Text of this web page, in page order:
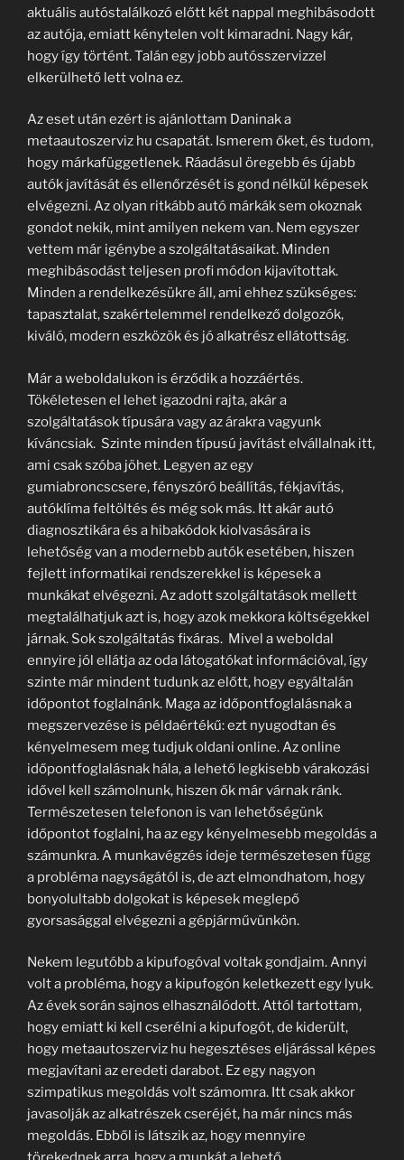
aktuális autóstalálkozó előtt két nappal meghibásodott
az autója, emiatt kénytelen volt kimaradni. Nagy kár,
hogy így történt. Talán egy jobb autósszervizzel
elkerülhető lett volna ez.
Az eset után ezért is ajánlottam Daninak a
metaautoszerviz hu csapatát. Ismerem őket, és tudom,
hogy márkafüggetlenek. Ráadásul öregebb és újabb
autók javítását és ellenőrzését is gond nélkül képesek
elvégezni. Az olyan ritkább autó márkák sem okoznak
gondot nekik, mint amilyen nekem van. Nem egyszer
vettem már igénybe a szolgáltatásaikat. Minden
meghibásodást teljesen profi módon kijavítottak.
Minden a rendelkezésükre áll, ami ehhez szükséges:
tapasztalat, szakértelemmel rendelkező dolgozók,
kiváló, modern eszközök és jó alkatrész ellátottság.
Már a weboldalukon is érződik a hozzáértés.
Tökéletesen el lehet igazodni rajta, akár a
szolgáltatások típusára vagy az árakra vagyunk
kíváncsiak. Szinte minden típusú javítást elvállalnak itt,
ami csak szóba jöhet. Legyen az egy
gumiabroncscsere, fényszóró beállítás, fékjavítás,
autóklíma feltöltés és még sok más. Itt akár autó
diagnosztikára és a hibakódok kiolvasására is
lehetőség van a modernebb autók esetében, hiszen
fejlett informatikai rendszerekkel is képesek a
munkákat elvégezni. Az adott szolgáltatások mellett
megtalálhatjuk azt is, hogy azok mekkora költségekkel
járnak. Sok szolgáltatás fixáras. Mivel a weboldal
ennyire jól ellátja az oda látogatókat információval, így
szinte már mindent tudunk az előtt, hogy egyáltalán
időpontot foglalnánk. Maga az időpontfoglalásnak a
megszervezése is példaértékű: ezt nyugodtan és
kényelmesem meg tudjuk oldani online. Az online
időpontfoglalásnak hála, a lehető legkisebb várakozási
idővel kell számolnunk, hiszen ők már várnak ránk.
Természetesen telefonon is van lehetőségünk
időpontot foglalni, ha az egy kényelmesebb megoldás a
számunkra. A munkavégzés ideje természetesen függ
a probléma nagyságától is, de azt elmondhatom, hogy
bonyolultabb dolgokat is képesek meglepő
gyorsasággal elvégezni a gépjárművünkön.
Nekem legutóbb a kipufogóval voltak gondjaim. Annyi
volt a probléma, hogy a kipufogón keletkezett egy lyuk.
Az évek során sajnos elhasználódott. Attól tartottam,
hogy emiatt ki kell cserélni a kipufogót, de kiderült,
hogy metaautoszerviz hu hegesztéses eljárással képes
megjavítani az eredeti darabot. Ez egy nagyon
szimpatikus megoldás volt számomra. Itt csak akkor
javasolják az alkatrészek cseréjét, ha már nincs más
megoldás. Ebből is látszik az, hogy mennyire